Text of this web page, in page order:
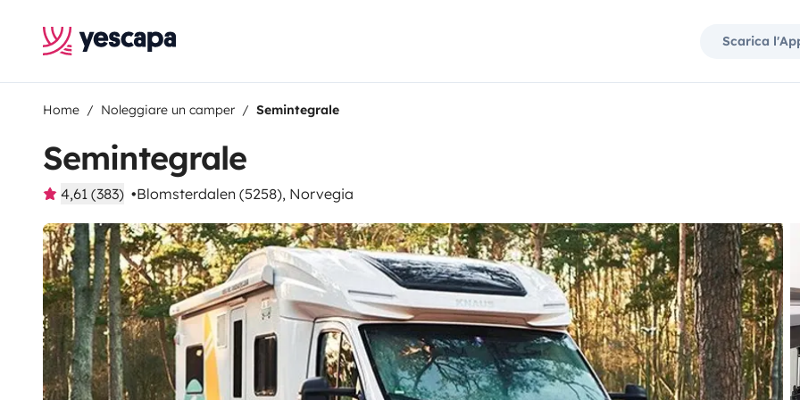
Scarica
Home Noleggiare un camper Semintegrale
Semintegrale
4,61 (383) Blomsterdalen (5258), Norvegia